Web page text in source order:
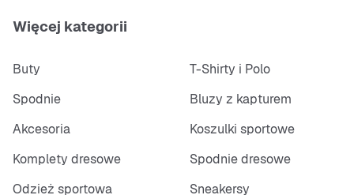
Więcej kategorii
Buty
T-Shirty i Polo
Spodnie
Bluzy z kapturem
Akcesoria
Koszulki sportowe
Komplety dresowe
Spodnie dresowe
Odzież sportowa
Sneakersy